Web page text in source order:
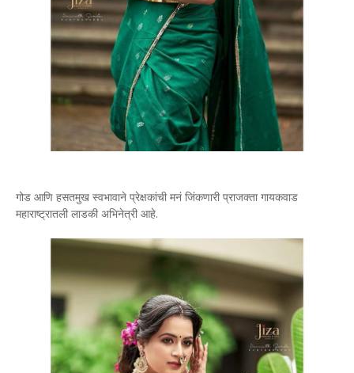
गोड आणि हसतमुख स्वभावाने प्रेक्षकांची मनं जिंकणारी प्राजक्ता गायकवाड
महाराष्ट्रातली लाडकी अभिनेत्री आहे.